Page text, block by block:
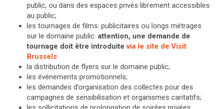
public, ou dans des espaces privés librement accessibles
au public;
les tournages de films: publicitaires ou longs métrages
sur le domaine public: attention, une demande de
tournage doit être introduite via le site de Visit
Brussels
la distribution de flyers sur le domaine public;
les événements promotionnels;
les demandes d’organisation des collectes pour des
campagnes de sensibilisation et organismes caritatifs;